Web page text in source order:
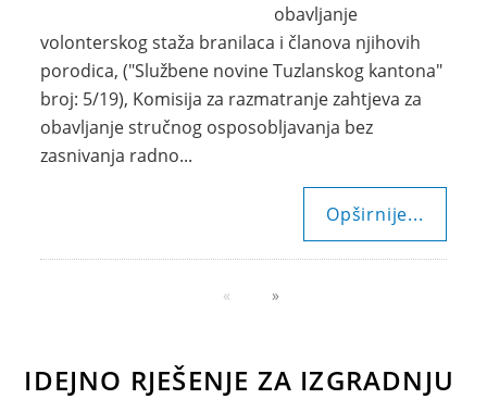
obavljanje
volonterskog staža branilaca i članova njihovih
porodica, ("Službene novine Tuzlanskog kantona"
broj: 5/19), Komisija za razmatranje zahtjeva za
obavljanje stručnog osposobljavanja bez
zasnivanja radno...
Opširnije...
IDEJNO RJEŠENJE ZA IZGRADNJU